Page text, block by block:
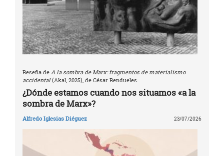
Reseña de A la sombra de Marx: fragmentos de materialismo
accidental(Akal, 2025), de César Rendueles.
¿Dónde estamos cuando nos situamos «a la
sombra de Marx»?
Alfredo Iglesias Diéguez 23/07/2026